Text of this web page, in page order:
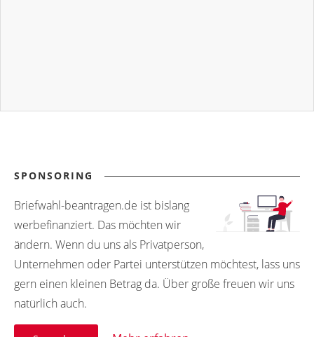
SPONSORING
Briefwahl-beantragen.de ist bislang
werbefinanziert. Das möchten wir
ändern. Wenn du uns als Privatperson,
Unternehmen oder Partei unterstützen möchtest, lass uns
gern einen kleinen Betrag da. Über große freuen wir uns
natürlich auch.